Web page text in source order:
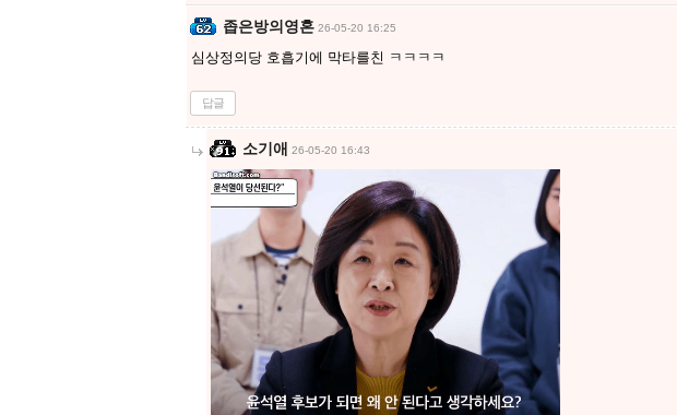
좁은방의영혼 26-05-20 16:25
심상정의당 호흡기에 막타를친 ㅋㅋㅋㅋ
답글
소기애 26-05-20 16:43